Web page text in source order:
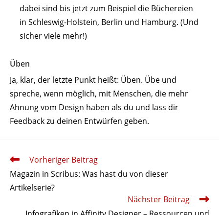
dabei sind bis jetzt zum Beispiel die Büche­reien
in Schleswig-Holstein, Berlin und Hamburg. (Und
sicher viele mehr!)
Üben
Ja, klar, der letzte Punkt heißt: Üben. Übe und
spreche, wenn möglich, mit Menschen, die mehr
Ahnung vom Design haben als du und lass dir
Feedback zu deinen Entwürfen geben.
Weitere
ansehen
Vorheriger Beitrag
Magazin in Scribus: Was hast du von dieser
Artikelserie?
Nächster Beitrag